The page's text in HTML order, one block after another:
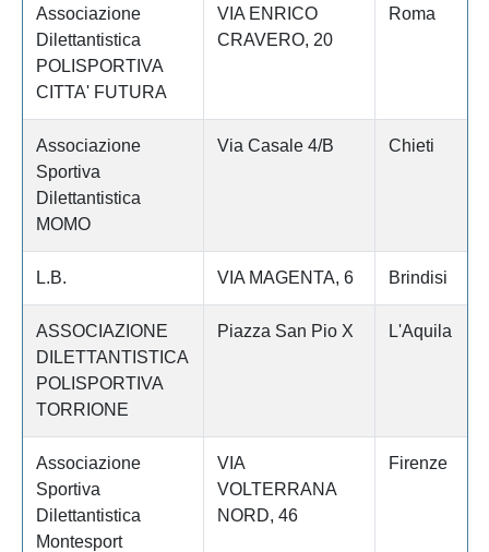
Associazione
Dilettantistica
POLISPORTIVA
CITTA' FUTURA
VIA ENRICO
CRAVERO, 20
Roma
Associazione
Sportiva
Dilettantistica
MOMO
Via Casale 4/B Chieti
L.B. VIA MAGENTA, 6 Brindisi
ASSOCIAZIONE
DILETTANTISTICA
POLISPORTIVA
TORRIONE
Piazza San Pio X L'Aquila
Associazione
Sportiva
Dilettantistica
Montesport
VIA
VOLTERRANA
NORD, 46
Firenze